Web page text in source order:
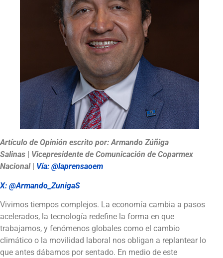
Artículo de Opinión escrito por: Armando Zúñiga
Salinas
Vicepresidente de Comunicación de Coparmex
Nacional
Vía: @laprensaoem
X: @Armando_ZunigaS
Vivimos tiempos complejos. La economía cambia a pasos
acelerados, la tecnología redefine la forma en que
trabajamos, y fenómenos globales como el cambio
climático o la movilidad laboral nos obligan a replantear lo
que antes dábamos por sentado. En medio de este